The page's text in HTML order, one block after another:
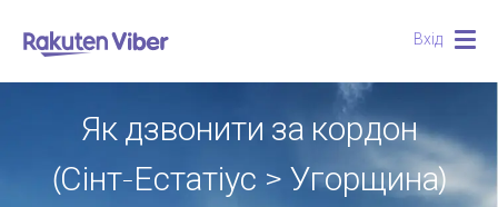
Вхід
Як дзвонити за кордон
(Сінт-Естатіус > Угорщина)